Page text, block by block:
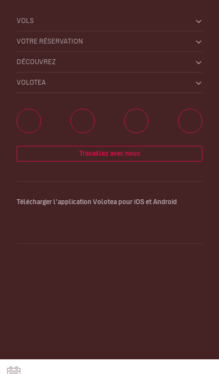
VOLS
VOTRE RÉSERVATION
DÉCOUVREZ
VOLOTEA
Travaillez avec nous
Télécharger l’application Volotea pour iOS et Android